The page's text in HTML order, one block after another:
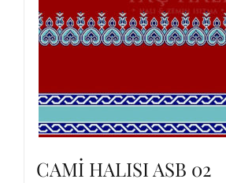
CAMİ HALISI ASB 02